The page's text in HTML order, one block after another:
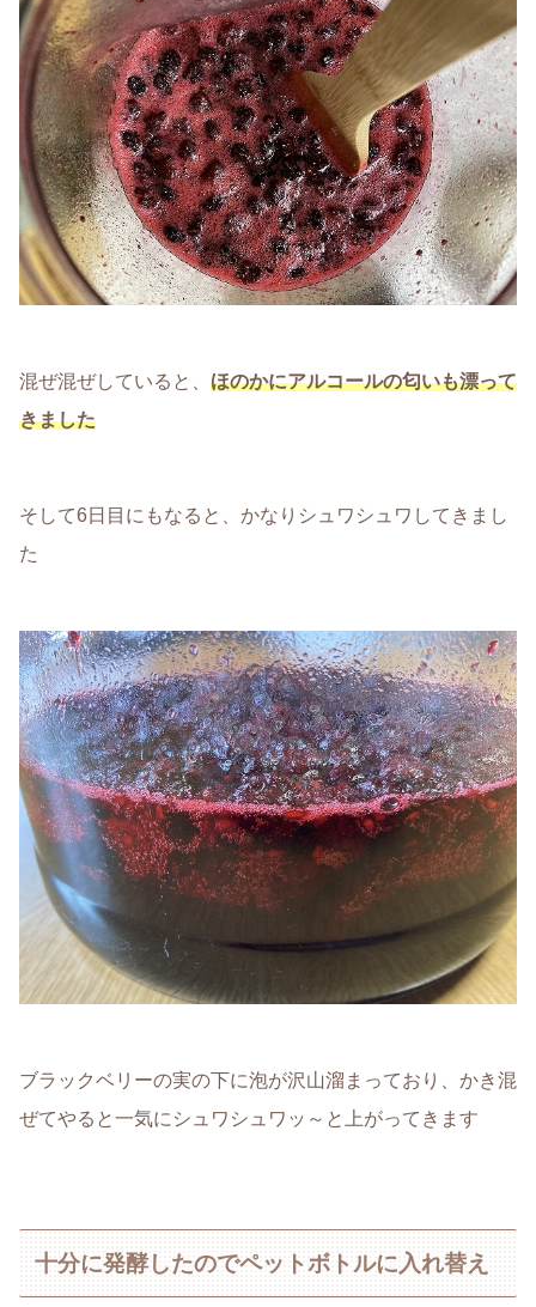
混ぜ混ぜしていると、 ほのかにアルコールの匂いも漂って
きました
そして6日目にもなると、かなりシュワシュワしてきまし
た
ブラックベリーの実の下に泡が沢山溜まっており、かき混
ぜてやると一気にシュワシュワッ～と上がってきます
十分に発酵したのでペットボトルに入れ替え